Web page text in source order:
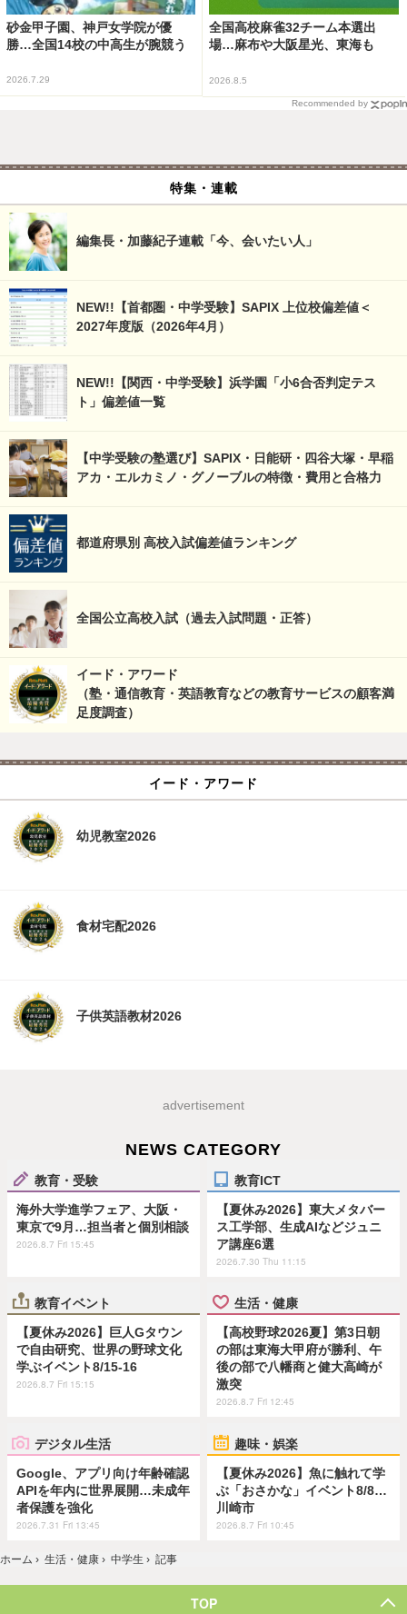
砂金甲子園、神戸女学院が優
勝…全国14校の中高生が腕競う
2026.7.29
全国高校麻雀32チーム本選出
場…麻布や大阪星光、東海も
2026.8.5
Recommended by
特集・連載
編集長・加藤紀子連載「今、会いたい人」
NEW!!【首都圏・中学受験】SAPIX 上位校偏差値＜
2027年度版（2026年4月）
NEW!!【関西・中学受験】浜学園「小6合否判定テス
ト」偏差値一覧
【中学受験の塾選び】SAPIX・日能研・四谷大塚・早稲
アカ・エルカミノ・グノーブルの特徴・費用と合格力
都道府県別 高校入試偏差値ランキング
全国公立高校入試（過去入試問題・正答）
イード・アワード
（塾・通信教育・英語教育などの教育サービスの顧客満
足度調査）
イード・アワード
幼児教室2026
食材宅配2026
子供英語教材2026
advertisement
NEWS CATEGORY
教育・受験
海外大学進学フェア、大阪・
東京で9月…担当者と個別相談
2026.8.7 Fri 15:45
教育ICT
【夏休み2026】東大メタバー
ス工学部、生成AIなどジュニ
ア講座6選
2026.7.30 Thu 11:15
教育イベント
【夏休み2026】巨人Gタウン
で自由研究、世界の野球文化
学ぶイベント8/15-16
2026.8.7 Fri 15:15
生活・健康
【高校野球2026夏】第3日朝
の部は東海大甲府が勝利、午
後の部で八幡商と健大高崎が
激突
2026.8.7 Fri 12:45
デジタル生活
Google、アプリ向け年齢確認
APIを年内に世界展開…未成年
者保護を強化
2026.7.31 Fri 13:45
趣味・娯楽
【夏休み2026】魚に触れて学
ぶ「おさかな」イベント8/8…
川崎市
2026.8.7 Fri 10:45
ホーム › 生活・健康 › 中学生 › 記事
TOP